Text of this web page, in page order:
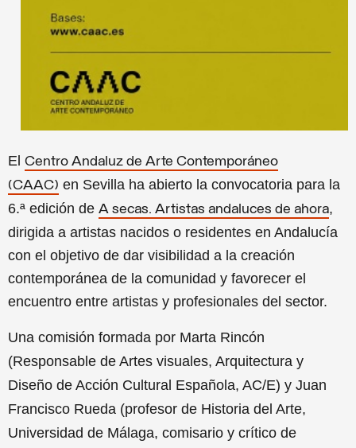
El Centro Andaluz de Arte Contemporáneo
(CAAC) en Sevilla ha abierto la convocatoria para la
6.ª edición de A secas. Artistas andaluces de ahora,
dirigida a artistas nacidos o residentes en Andalucía
con el objetivo de dar visibilidad a la creación
contemporánea de la comunidad y favorecer el
encuentro entre artistas y profesionales del sector.
Una comisión formada por Marta Rincón
(Responsable de Artes visuales, Arquitectura y
Diseño de Acción Cultural Española, AC/E) y Juan
Francisco Rueda (profesor de Historia del Arte,
Universidad de Málaga, comisario y crítico de